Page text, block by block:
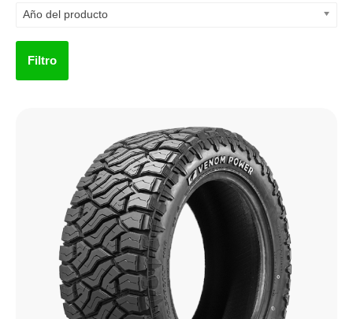
Año del producto
Filtro